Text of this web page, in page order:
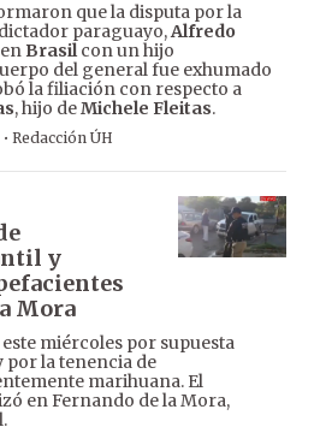
que la disputa por la
paraguayo,Alfredo
Brasilcon un hijo
del general fue exhumado
la filiación con respecto a
, hijo deMichele Fleitas.
· Redacción ÚH
y
Mora
miércoles por supuesta
por la tenencia de
marihuana. El
en Fernando de la Mora,